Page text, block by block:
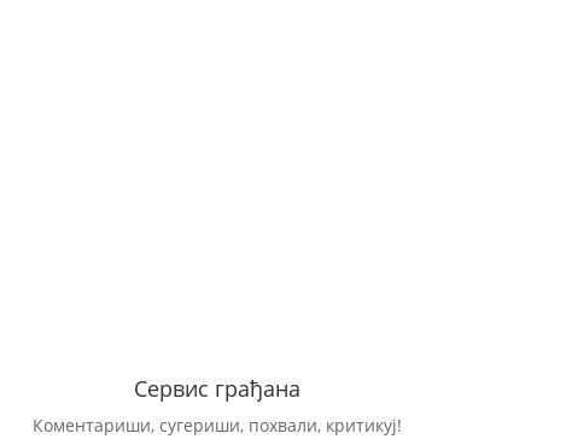
Сервис грађана
Коментариши, сугериши, похвали, критикуј!